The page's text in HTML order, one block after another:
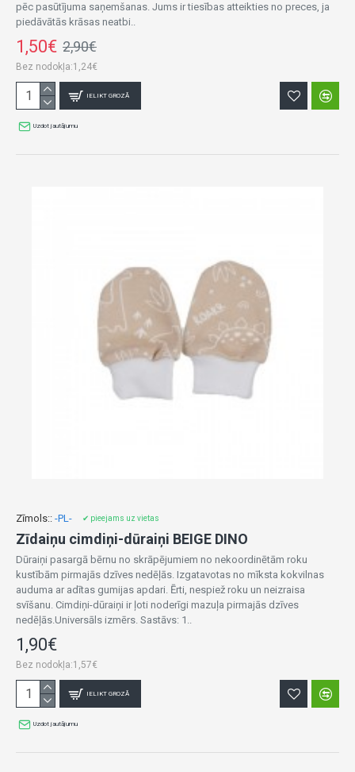
pēc pasūtījuma saņemšanas. Jums ir tiesības atteikties no preces, ja
piedāvātās krāsas neatbi..
1,50€ 2,90€
Bez nodokļa:1,24€
IELIKT GROZĀ
Uzdot jautājumu
Zīmols:: -PL- ✔ pieejams uz vietas
Zīdaiņu cimdiņi-dūraiņi BEIGE DINO
Dūraiņi pasargā bērnu no skrāpējumiem no nekoordinētām roku
kustībām pirmajās dzīves nedēļās. Izgatavotas no mīksta kokvilnas
auduma ar adītas gumijas apdari. Ērti, nespiež roku un neizraisa
svīšanu. Cimdiņi-dūraiņi ir ļoti noderīgi mazuļa pirmajās dzīves
nedēļās.Universāls izmērs. Sastāvs: 1..
1,90€
Bez nodokļa:1,57€
IELIKT GROZĀ
Uzdot jautājumu